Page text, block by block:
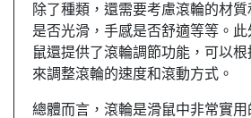
除了種類，還需要考慮滾輪的材
是否光滑，手感是否舒適等等。
鼠還提供了滾輪調節功能，可以
來調整滾輪的速度和滾動方式。
總體而言，滾輪是滑鼠中非常實